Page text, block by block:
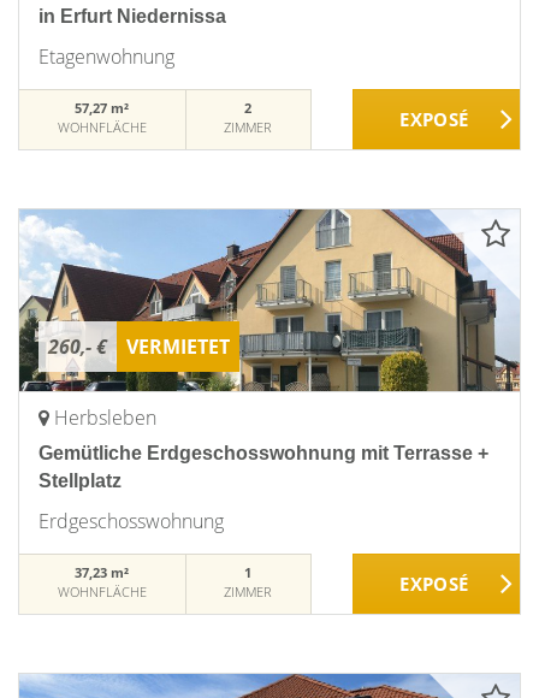
in Erfurt Niedernissa
Etagenwohnung
57,27 m²
WOHNFLÄCHE
2
ZIMMER
260,- € VERMIETET
Herbsleben
Gemütliche Erdgeschosswohnung mit Terrasse +
Stellplatz
Erdgeschosswohnung
37,23 m²
WOHNFLÄCHE
1
ZIMMER